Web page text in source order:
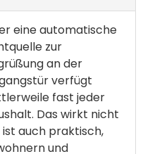
eine automatische
zur
an der
verfügt
fast jeder
Das wirkt nicht
auch praktisch,
und